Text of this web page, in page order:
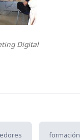
Digital
formación